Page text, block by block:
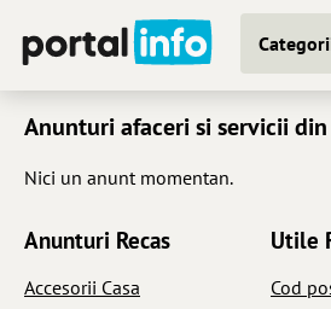
Anunturi afaceri si servicii din
Nici un anunt momentan.
Anunturi Recas
Accesorii Casa
Utile
Cod